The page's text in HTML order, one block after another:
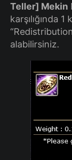
Teller] Mekin
karşılığında
alabilirsiniz.